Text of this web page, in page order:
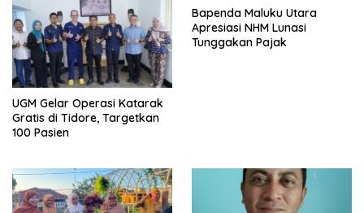
UGM Gelar Operasi Katarak
Gratis di Tidore, Targetkan
100 Pasien
Bapenda Maluku Utara
Apresiasi NHM Lunasi
Tunggakan Pajak